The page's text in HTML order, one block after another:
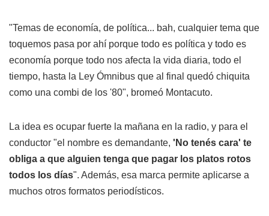
"Temas de economía, de política... bah, cualquier tema que
toquemos pasa por ahí porque todo es política y todo es
economía porque todo nos afecta la vida diaria, todo el
tiempo, hasta la Ley Ómnibus que al final quedó chiquita
como una combi de los '80", bromeó Montacuto.
La idea es ocupar fuerte la mañana en la radio, y para el
conductor "el nombre es demandante, 'No tenés cara' te
obliga a que alguien tenga que pagar los platos rotos
todos los días". Además, esa marca permite aplicarse a
muchos otros formatos periodísticos.